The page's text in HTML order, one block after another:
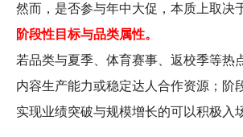
然而，是否参与年中大促，本质上取决
阶段性目标与品类属性。
若品类与夏季、体育赛事、返校季等热
内容生产能力或稳定达人合作资源；阶
实现业绩突破与规模增长的可以积极入